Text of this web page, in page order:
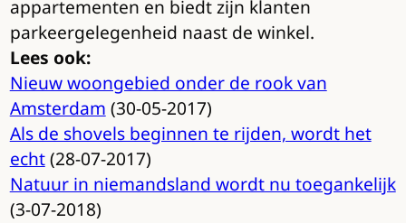
appartementen en biedt zijn klanten
parkeergelegenheid naast de winkel.
Lees ook:
Nieuw woongebied onder de rook van
Amsterdam (30-05-2017)
Als de shovels beginnen te rijden, wordt het
echt(28-07-2017)
Natuur in niemandsland wordt nu toegankelijk
(3-07-2018)